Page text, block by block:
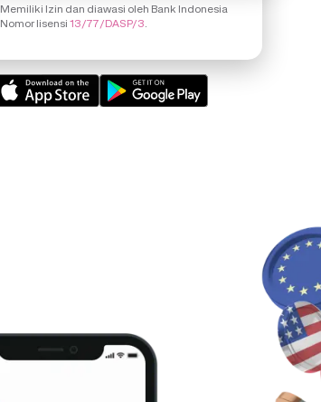
Memiliki Izin dan diawasi oleh Bank Indonesia
Nomor lisensi13/77/DASP/3.